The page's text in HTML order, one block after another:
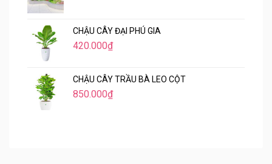
CHẬU CÂY ĐẠI PHÚ GIA
420.000₫
CHẬU CÂY TRẦU BÀ LEO CỘT
850.000₫